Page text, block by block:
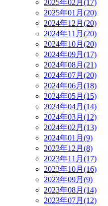
2025年02月(17)
2025年01月(20)
2024年12月(20)
2024年11月(20)
2024年10月(20)
2024年09月(17)
2024年08月(21)
2024年07月(20)
2024年06月(18)
2024年05月(15)
2024年04月(14)
2024年03月(12)
2024年02月(13)
2024年01月(9)
2023年12月(8)
2023年11月(17)
2023年10月(16)
2023年09月(9)
2023年08月(14)
2023年07月(12)